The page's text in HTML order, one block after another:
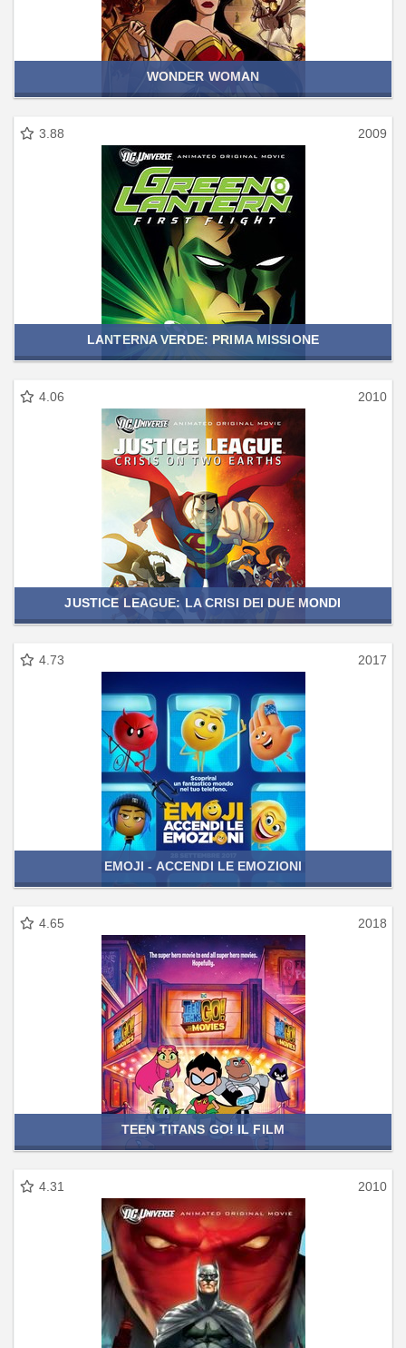
WONDER WOMAN
3.88 2009
LANTERNA VERDE: PRIMA MISSIONE
4.06 2010
JUSTICE LEAGUE: LA CRISI DEI DUE MONDI
4.73 2017
EMOJI - ACCENDI LE EMOZIONI
4.65 2018
TEEN TITANS GO! IL FILM
4.31 2010